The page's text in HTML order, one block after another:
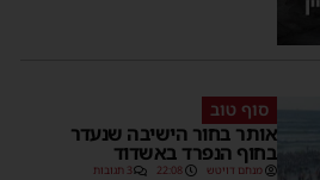
סוף טוב
אותר בחור הישיבה שנעדר
בחוף הנפרד באשדוד
מנחם דויטש 22:08 3 תגובות